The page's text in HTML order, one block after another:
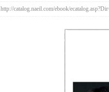
http://catalog.naeil.com/ebook/